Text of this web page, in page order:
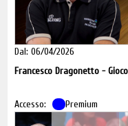
Dal: 06/04/2026
Francesco Dragonetto -
Accesso: Premium